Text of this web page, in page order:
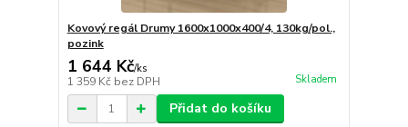
Kovový regál Drumy 1600x1000x400/4, 130kg/pol.,
pozink
1 644 Kč/ks
1 359 Kč bez DPH Skladem
Přidat do košíku